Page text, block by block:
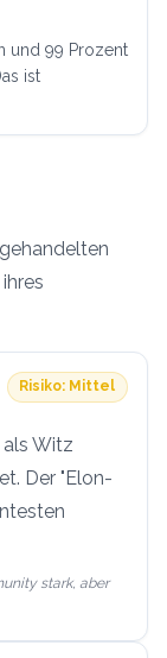
und 99 Prozent
ist
Risiko: Mittel
Witz
Der "Elon-
stark, aber